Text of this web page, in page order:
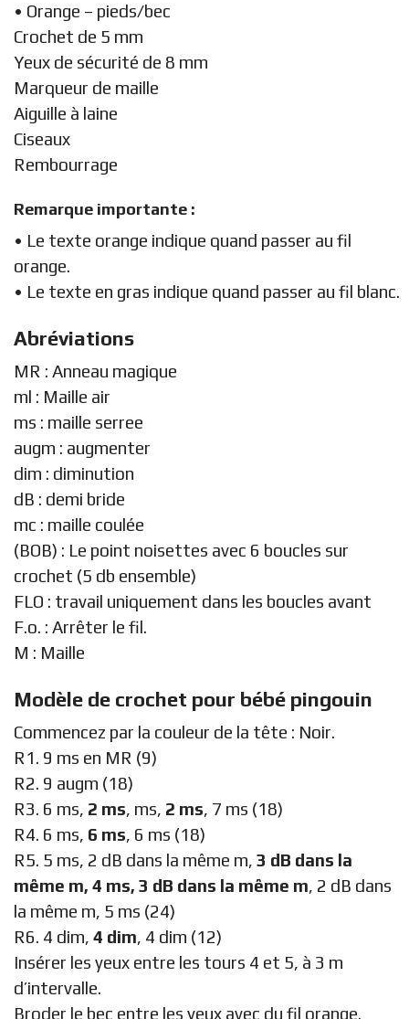
• Orange – pieds/bec
Crochet de 5 mm
Yeux de sécurité de 8 mm
Marqueur de maille
Aiguille à laine
Ciseaux
Rembourrage
Remarque importante :
• Le texte orange indique quand passer au fil
orange.
• Le texte en gras indique quand passer au fil blanc.
Abréviations
MR : Anneau magique
ml : Maille air
ms : maille serree
augm : augmenter
dim : diminution
dB : demi bride
mc : maille coulée
(BOB) : Le point noisettes avec 6 boucles sur
crochet (5 db ensemble)
FLO : travail uniquement dans les boucles avant
F.o. : Arrêter le fil.
M : Maille
Modèle de crochet pour bébé pingouin
Commencez par la couleur de la tête : Noir.
R1. 9 ms en MR (9)
R2. 9 augm (18)
R3. 6 ms, 2 ms, ms, 2 ms, 7 ms (18)
R4. 6 ms, 6 ms, 6 ms (18)
R5. 5 ms, 2 dB dans la même m, 3 dB dans la
même m, 4 ms, 3 dB dans la même m, 2 dB dans
la même m, 5 ms (24)
R6. 4 dim, 4 dim, 4 dim (12)
Insérer les yeux entre les tours 4 et 5, à 3 m
d’intervalle.
Broder le bec entre les yeux avec du fil orange.